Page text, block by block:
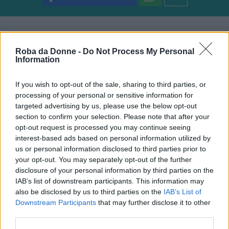
Roba da Donne - Do Not Process My Personal
Information
If you wish to opt-out of the sale, sharing to third parties, or
processing of your personal or sensitive information for
targeted advertising by us, please use the below opt-out
section to confirm your selection. Please note that after your
opt-out request is processed you may continue seeing
interest-based ads based on personal information utilized by
us or personal information disclosed to third parties prior to
your opt-out. You may separately opt-out of the further
disclosure of your personal information by third parties on the
IAB’s list of downstream participants. This information may
also be disclosed by us to third parties on the IAB’s List of
Downstream Participants that may further disclose it to other
Simona Cecilia, 22 anni. Amante del teatro, della
musica e della scrittura. Nerd senza possibilità di
Suggerisci una correzione
Cosa ne pensi?